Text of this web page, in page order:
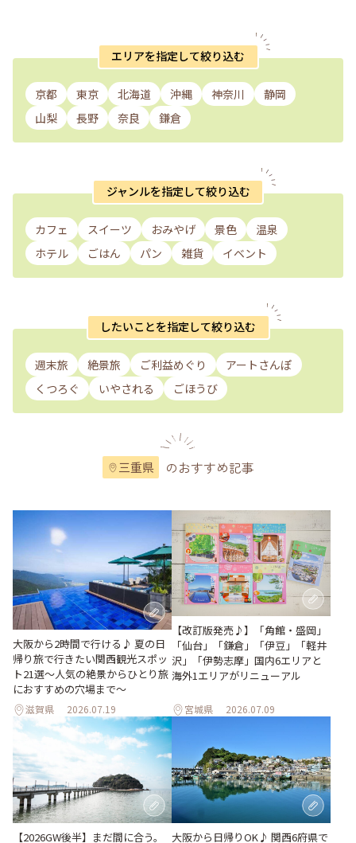
エリアを指定して絞り込む
京都 東京 北海道 沖縄 神奈川
静岡
山梨
長野 奈良 鎌倉
ジャンルを指定して絞り込む
カフェ スイーツ おみやげ 景色
温泉
ホテル
ごはん パン 雑貨 イベント
したいことを指定して絞り込む
週末旅 絶景旅 ご利益めぐり
アートさんぽ
くつろぐ
いやされる ごほうび
三重県 のおすすめ記事
大阪から2時間で行ける♪ 夏の日
帰り旅で行きたい関西観光スポッ
ト21選～人気の絶景からひとり旅
におすすめの穴場まで～
滋賀県 2026.07.19
【改訂版発売♪】「角館・盛岡」
「仙台」「鎌倉」「伊豆」「軽井
沢」「伊勢志摩」国内6エリアと
海外1エリアがリニューアル
宮城県 2026.07.09
【2026GW後半】まだ間に合う。 大阪から日帰りOK♪ 関西6府県で